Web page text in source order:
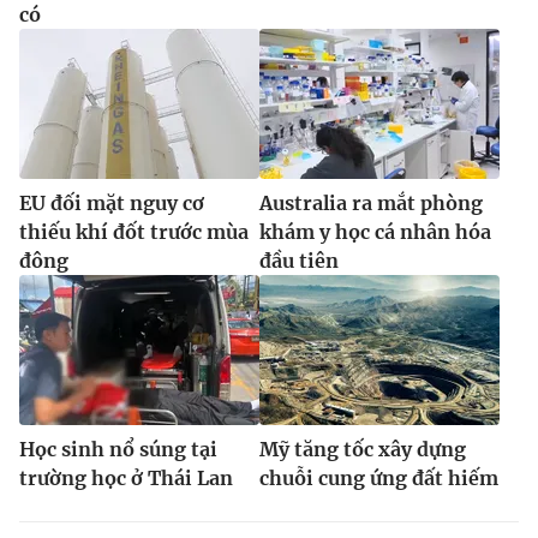
có
EU đối mặt nguy cơ
thiếu khí đốt trước mùa
đông
Australia ra mắt phòng
khám y học cá nhân hóa
đầu tiên
Học sinh nổ súng tại
trường học ở Thái Lan
Mỹ tăng tốc xây dựng
chuỗi cung ứng đất hiếm